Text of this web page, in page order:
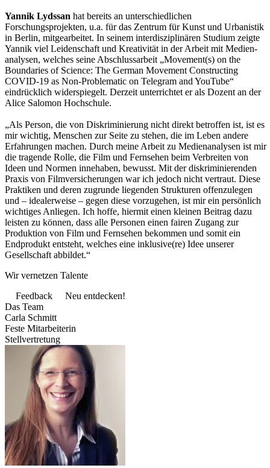
Yannik Lydssan hat bereits an unterschiedlichen
Forschungsprojekten, u.a. für das Zentrum für Kunst und Urbanistik
in Berlin, mitgearbeitet. In seinem interdisziplinären Studium zeigte
Yannik viel Leidenschaft und Kreativität in der Arbeit mit Medien-
analysen, welches seine Abschlussarbeit „Movement(s) on the
Boundaries of Science: The German Movement Constructing
COVID-19 as Non-Problematic on Telegram and YouTube“
eindrücklich widerspiegelt. Derzeit unterrichtet er als Dozent an der
Alice Salomon Hochschule.
„Als Person, die von Diskriminierung nicht direkt betroffen ist, ist es
mir wichtig, Menschen zur Seite zu stehen, die im Leben andere
Erfahrungen machen. Durch meine Arbeit zu Medienanalysen ist mir
die tragende Rolle, die Film und Fernsehen beim Verbreiten von
Ideen und Normen innehaben, bewusst. Mit der diskriminierenden
Praxis von Filmversicherungen war ich jedoch nicht vertraut. Diese
Praktiken und deren zugrunde liegenden Strukturen offenzulegen
und – idealerweise – gegen diese vorzugehen, ist mir ein persönlich
wichtiges Anliegen. Ich hoffe, hiermit einen kleinen Beitrag dazu
leisten zu können, dass alle Personen einen fairen Zugang zur
Produktion von Film und Fernsehen bekommen und somit ein
Endprodukt entsteht, welches eine inklusive(re) Idee unserer
Gesellschaft abbildet.“
Wir vernetzen Talente
Feedback
Neu entdecken!
Das Team
Carla Schmitt
Feste Mitarbeiterin
Stellvertretung